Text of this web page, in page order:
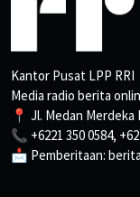
Kantor Pusat LPP RRI
Media radio berita
📍 Jl. Medan
📞 +6221 350 0584,
📩 Pemberitaan: